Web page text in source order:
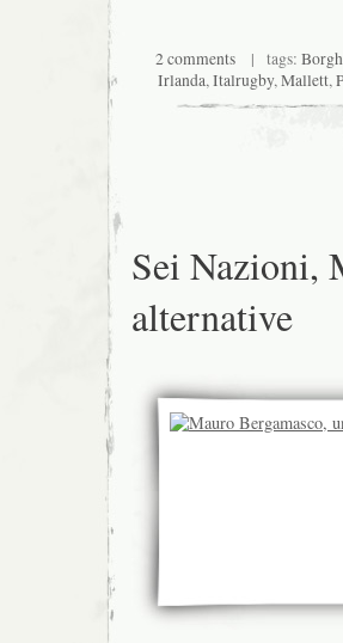
2 comments | tags:
Irlanda,Italrugby,Mallett,
Sei Nazioni,
alternative